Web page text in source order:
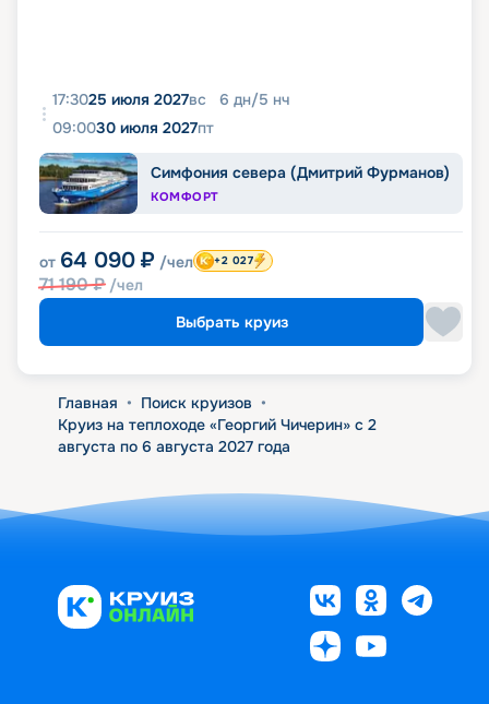
17:3025 июля 2027вс 6 дн/5 нч
09:0030 июля 2027пт
Симфония севера (Дмитрий Фурманов)
КОМФОРТ
от 64 090 ₽ /чел
71 190₽ /чел
+2 027
Выбрать круиз
Главная • Поиск круизов •
Круиз на теплоходе «Георгий Чичерин» с 2
августа по 6 августа 2027 года